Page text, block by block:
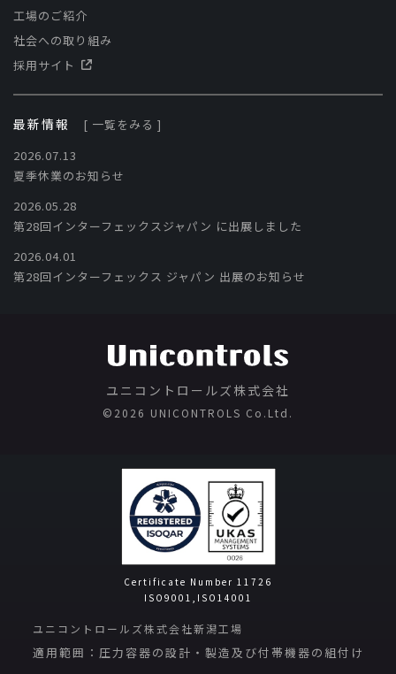
工場のご紹介
社会への取り組み
採用サイト
最新情報
[ 一覧をみる ]
2026.07.13
夏季休業のお知らせ
2026.05.28
第28回インターフェックスジャパン に出展しました
2026.04.01
第28回インターフェックス ジャパン 出展のお知らせ
ユニコントロールズ株式会社
©️2026 UNICONTROLS Co.Ltd.
Certificate Number 11726
ISO9001,ISO14001
ユニコントロールズ株式会社新潟工場
適用範囲：圧力容器の設計・製造及び付帯機器の組付け